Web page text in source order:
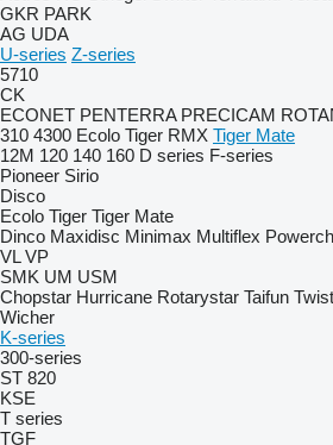
GKR PARK
AG UDA
U-series Z-series
5710
CK
ECONET PENTERRA PRECICAM
310 4300 Ecolo Tiger RMX Tiger Mate
12M 120 140 160 D series F-series
Pioneer Sirio
Disco
Ecolo Tiger Tiger Mate
Dinco Maxidisc Minimax Multiflex
VL VP
SMK UM USM
Chopstar Hurricane Rotarystar Taifun
Wicher
K-series
300-series
ST 820
KSE
T series
TGF